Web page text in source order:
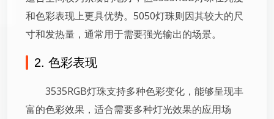
和色彩表现上更具优势。5050灯珠则因其较大的尺
寸和发热量，通常用于需要强光输出的场景。
2. 色彩表现
3535RGB灯珠支持多种色彩变化，能够呈现丰
富的色彩效果，适合需要多种灯光效果的应用场